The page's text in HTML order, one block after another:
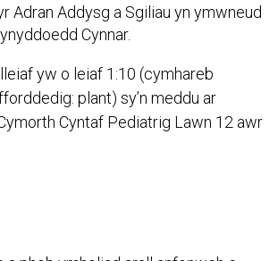
Adran Addysg a Sgiliau yn ymwneud
Cynnar.
yw o leiaf 1:10 (cymhareb
plant) sy’n meddu ar
Cyntaf Pediatrig Lawn 12 awr